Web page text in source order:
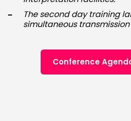
The second day training
simultaneous
Conference